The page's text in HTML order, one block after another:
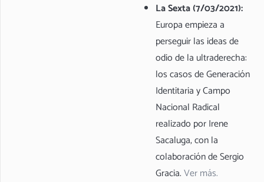
La Sexta (7/03/2021):
Europa empieza a
perseguir las ideas de
odio de la ultraderecha:
los casos de Generación
Identitaria y Campo
Nacional Radical
realizado por Irene
Sacaluga, con la
colaboración de Sergio
Gracia.Ver más.